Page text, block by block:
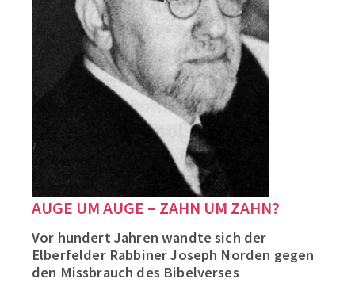
AUGE UM AUGE – ZAHN UM ZAHN?
Vor hundert Jahren wandte sich der
Elberfelder Rabbiner Joseph Norden gegen
den Missbrauch des Bibelverses